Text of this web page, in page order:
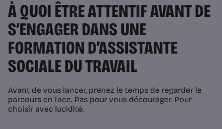
À QUOI ÊTRE ATTENTIF AVANT DE
S’ENGAGER DANS UNE
FORMATION D’ASSISTANTE
SOCIALE DU TRAVAIL
Avant de vous lancer, prenez le temps de regarder le
parcours en face. Pas pour vous décourager. Pour
choisir avec lucidité.